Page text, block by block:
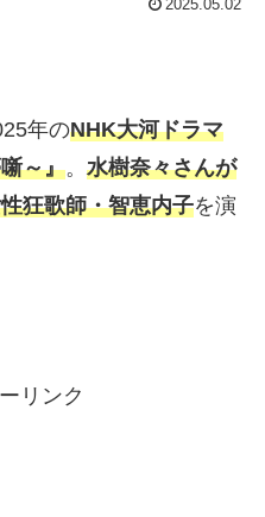
2025.05.02
年のNHK大河ドラマ
～』。 水樹奈々さんが
狂歌師・智恵内子を演
リンク